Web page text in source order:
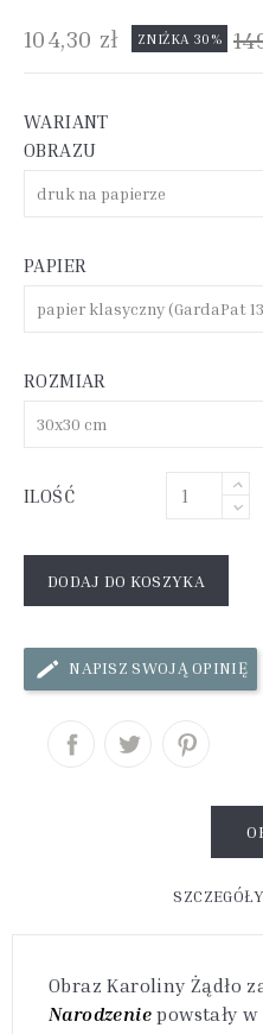
104,30 zł ZNIŻKA 30%
WARIANT
OBRAZU
PAPIER
ROZMIAR
ILOŚĆ
DODAJ DO KOSZYKA
NAPISZ SWOJĄ OPINIĘ
Obraz Karoliny Żądło
Narodzenie powstały